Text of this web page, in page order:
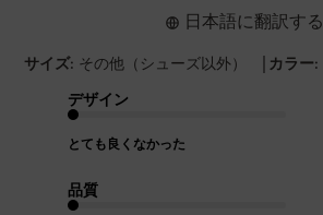
サイズ: その他（シューズ以外） | カラー:
デザイン
とても良くなかった
品質
日本語に翻訳する